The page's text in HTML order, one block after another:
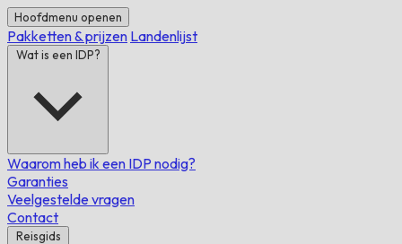
Hoofdmenu openen
Pakketten & prijzen Landenlijst
Wat is een IDP?
Waarom heb ik een IDP nodig?
Garanties
Veelgestelde vragen
Contact
Reisgids